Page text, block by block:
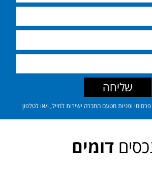
ופניות מטעם החברה ישירות למייל, ו/או לטלפון
שליחה
דומים